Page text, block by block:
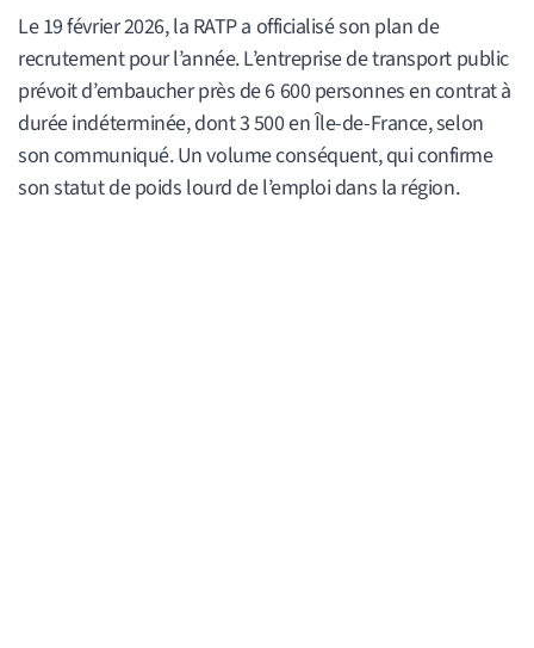
Le 19 février 2026, la RATP a officialisé son plan de
recrutement pour l’année. L’entreprise de transport public
prévoit d’embaucher près de 6 600 personnes en contrat à
durée indéterminée, dont 3 500 en Île-de-France, selon
son communiqué. Un volume conséquent, qui confirme
son statut de poids lourd de l’emploi dans la région.